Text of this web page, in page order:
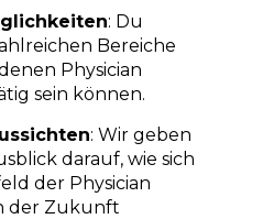
: Du
Bereiche
Physician
sein können.
: Wir geben
darauf, wie sich
der Physician
der Zukunft